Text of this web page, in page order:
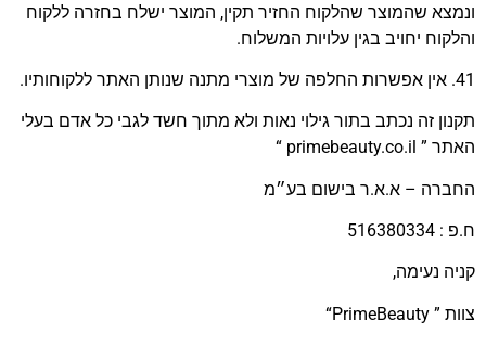
ונמצא שהמוצר שהלקוח החזיר תקין, המוצר ישלח בחזרה ללקוח
והלקוח יחויב בגין עלויות המשלוח.
41. אין אפשרות החלפה של מוצרי מתנה שנותן האתר ללקוחותיו.
תקנון זה נכתב בתור גילוי נאות ולא מתוך חשד לגבי כל אדם בעלי
האתר ” primebeauty.co.il “
החברה – א.א.ר בישום בע״מ
ח.פ : 516380334
קניה נעימה,
צוות ” PrimeBeauty“